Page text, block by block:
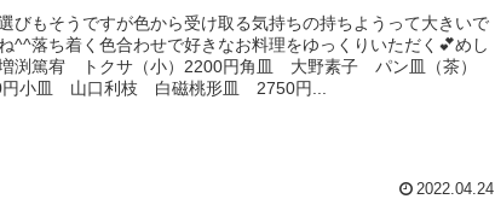
びもそうですが色から受け取る気持ちの持ちようって大きいで
^^落ち着く色合わせで好きなお料理をゆっくりいただく💕めし
渕篤宥 トクサ（小）2200円角皿 大野素子 パン皿（茶）
円小皿 山口利枝 白磁桃形皿 2750円...
2022.04.24